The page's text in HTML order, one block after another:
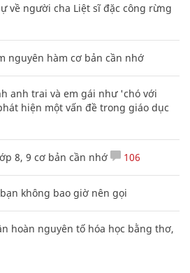
về người cha Liệt sĩ đặc công rừng
nguyên hàm cơ bản cần nhớ
anh trai và em gái như 'chó với
hiện một vấn đề trong giáo dục
8, 9 cơ bản cần nhớ 106
không bao giờ nên gọi
hoàn nguyên tố hóa học bằng thơ,